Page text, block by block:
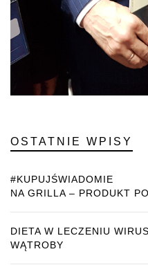
OSTATNIE WPISY
#KUPUJŚWIADOMIE
NA GRILLA – PRODUKT
DIETA W LECZENIU
WĄTROBY